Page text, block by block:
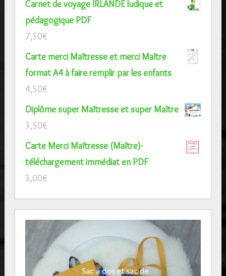
Carnet de voyage IRLANDE ludique et
pédagogique PDF
7,50€
Carte merci Maîtresse et merci Maître
format A4 à faire remplir par les enfants
4,50€
Diplôme super Maîtresse et super Maître
3,50€
Carte Merci Maîtresse (Maître)-
téléchargement immédiat en PDF
3,00€